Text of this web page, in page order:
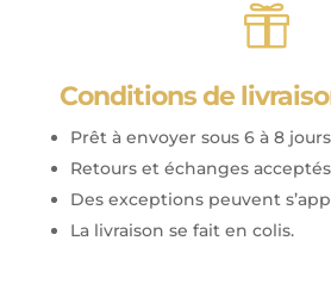

Conditions de
Prêt à envoyer sous 6 à 8
Retours et échanges acceptés
Des exceptions peuvent
La livraison se fait en colis.